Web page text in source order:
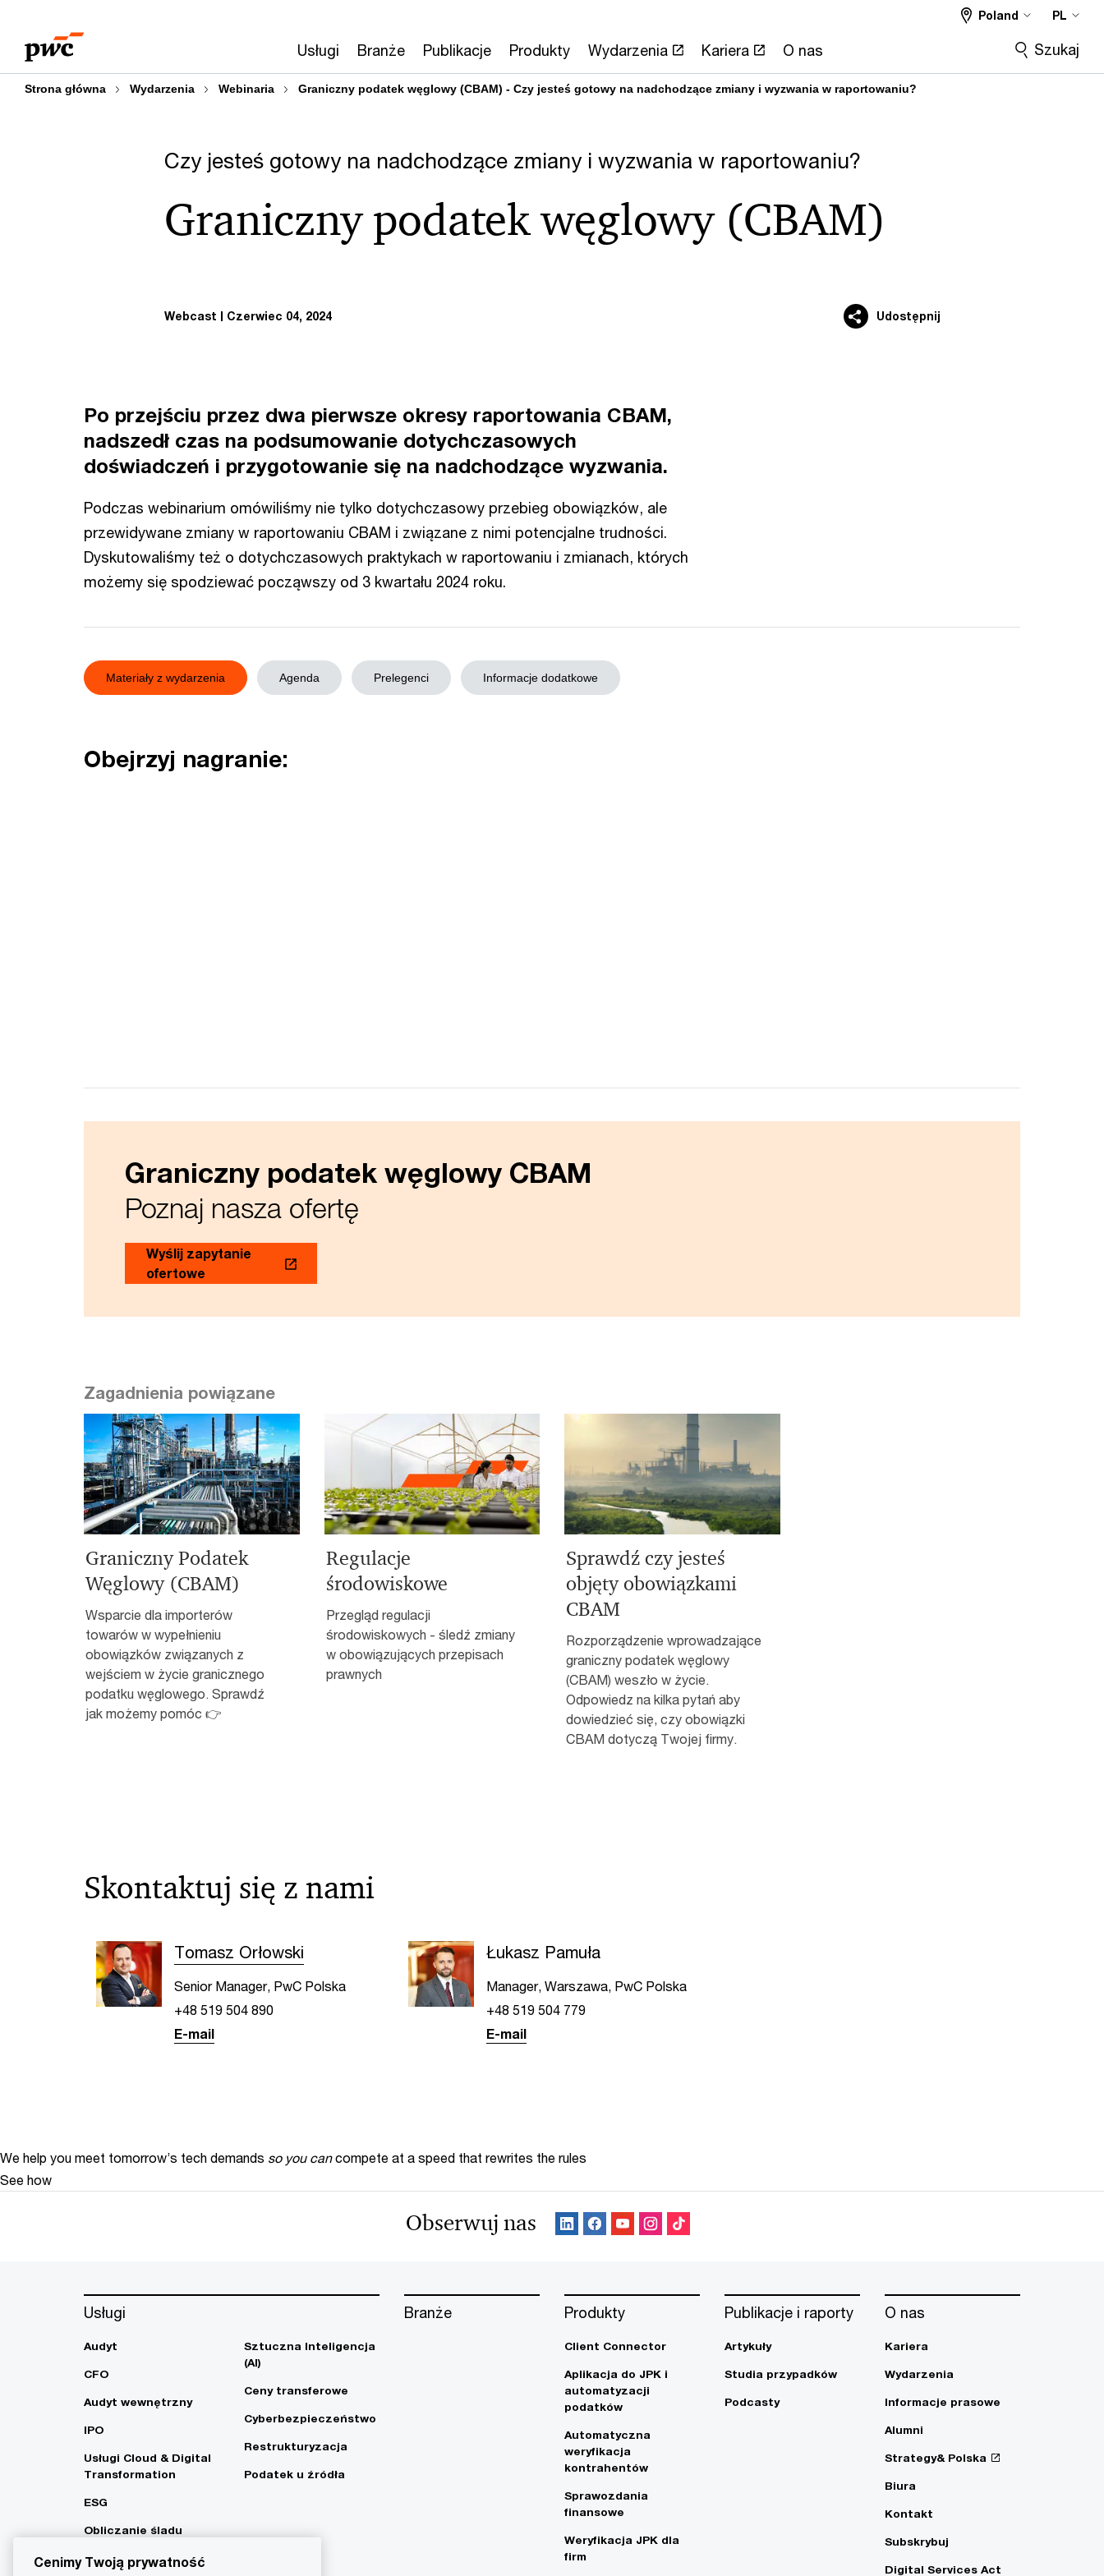
treści
stopki
Usługi Branże Publikacje Produkty Wydarzenia Kariera O nas
Poland PL
Szukaj
Strona główna Wydarzenia Webinaria Graniczny podatek węglowy (CBAM) - Czy jesteś gotowy na nadchodzące zmiany i wyzwania w raportowaniu?
Czy jesteś gotowy na nadchodzące zmiany i wyzwania w raportowaniu?
Graniczny podatek węglowy (CBAM)
Webcast Czerwiec 04, 2024 Udostępnij
Po przejściu przez dwa pierwsze okresy raportowania CBAM,
nadszedł czas na podsumowanie dotychczasowych
doświadczeń i przygotowanie się na nadchodzące wyzwania.
Podczas webinarium omówiliśmy nie tylko dotychczasowy przebieg obowiązków, ale
przewidywane zmiany w raportowaniu CBAM i związane z nimi potencjalne trudności.
Dyskutowaliśmy też o dotychczasowych praktykach w raportowaniu i zmianach, których
możemy się spodziewać począwszy od 3 kwartału 2024 roku.
Materiały z wydarzenia Agenda Prelegenci Informacje dodatkowe
Obejrzyj nagranie:
Graniczny podatek węglowy CBAM
Poznaj nasza ofertę
Wyślij zapytanie
ofertowe
Zagadnienia powiązane
Graniczny Podatek
Węglowy (CBAM)
Wsparcie dla importerów
towarów w wypełnieniu
obowiązków związanych z
wejściem w życie granicznego
podatku węglowego. Sprawdź
jak możemy pomóc 👉
Regulacje
środowiskowe
Przegląd regulacji
środowiskowych - śledź zmiany
w obowiązujących przepisach
prawnych
Sprawdź czy jesteś
objęty obowiązkami
CBAM
Rozporządzenie wprowadzające
graniczny podatek węglowy
(CBAM) weszło w życie.
Odpowiedz na kilka pytań aby
dowiedzieć się, czy obowiązki
CBAM dotyczą Twojej firmy.
Skontaktuj się z nami
Tomasz Orłowski
Senior Manager, PwC Polska
+48 519 504 890
E-mail
Łukasz Pamuła
Manager, Warszawa, PwC Polska
+48 519 504 779
E-mail
We help you meet tomorrow’s tech demands so you can compete at a speed that rewrites the rules
See how
Obserwuj nas
Usługi
Audyt
CFO
Audyt wewnętrzny
IPO
Usługi Cloud & Digital
Transformation
ESG
Obliczanie śladu
Net Zero
Sztuczna Inteligencja
(AI)
Ceny transferowe
Cyberbezpieczeństwo
Restrukturyzacja
Podatek u źródła
Branże Produkty
Client Connector
Aplikacja do JPK i
automatyzacji
podatków
Automatyczna
weryfikacja
kontrahentów
Sprawozdania
finansowe
Weryfikacja JPK dla
firm
Publikacje i raporty
Artykuły
Studia przypadków
Podcasty
O nas
Kariera
Wydarzenia
Informacje prasowe
Alumni
Strategy& Polska
Biura
Kontakt
Subskrybuj
Digital Services Act
Cenimy Twoją prywatność